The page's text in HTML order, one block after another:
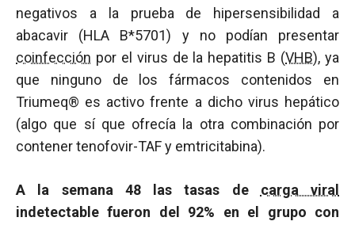
negativos a la prueba de hipersensibilidad a
abacavir (HLA B*5701) y no podían presentar
coinfección por el virus de la hepatitis B (VHB), ya
que ninguno de los fármacos contenidos en
Triumeq® es activo frente a dicho virus hepático
(algo que sí que ofrecía la otra combinación por
contener tenofovir-TAF y emtricitabina).
A la semana 48 las tasas de carga viral
indetectable fueron del 92% en el grupo con